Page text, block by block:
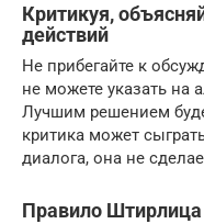
Критикуя,
действий
Не прибегайте к
не можете указать на
Лучшим решением
критика может
диалога, она не
Правило Штирлица